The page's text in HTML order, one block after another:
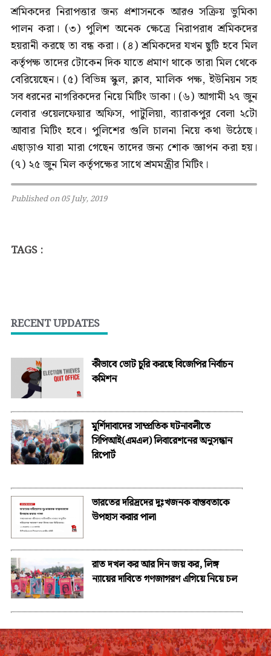
শ্রমিকদের নিরাপত্তার জন্য প্রশাসনকে আরও সক্রিয় ভুমিকা
পালন করা। (৩) পুলিশ অনেক ক্ষেত্রে নিরাপরাধ শ্রমিকদের
হয়রানী করছে তা বন্ধ করা। (৪) শ্রমিকদের যখন ছুটি হবে মিল
কর্তৃপক্ষ তাদের টোকেন দিক যাতে প্রমাণ থাকে তারা মিল থেকে
বেরিয়েছেন। (৫) বিভিন্ন স্কুল, ক্লাব, মালিক পক্ষ, ইউনিয়ন সহ
সব ধরনের নাগরিকদের নিয়ে মিটিং ডাকা। (৬) আগামী ২৭ জুন
লেবার ওয়েলফেয়ার অফিস, পাটুলিয়া, ব্যারাকপুর বেলা ২টো
আবার মিটিং হবে। পুলিশের গুলি চালনা নিয়ে কথা উঠেছে।
এছাড়াও যারা মারা গেছেন তাদের জন্য শোক জ্ঞাপন করা হয়।
(৭) ২৫ জুন মিল কর্তৃপক্ষের সাথে শ্রমমন্ত্রীর মিটিং।
Published on 05 July, 2019
TAGS :
RECENT UPDATES
কীভাবে ভোট চুরি করছে বিজেপির নির্বাচন
কমিশন
মুর্শিদাবাদের সাম্প্রতিক ঘটনাবলীতে
সিপিআই(এমএল) লিবারেশনের অনুসন্ধান
রিপোর্ট
ভারতের দরিদ্রদের দুঃখজনক বাস্তবতাকে
উপহাস করার পালা
রাত দখল কর আর দিন জয় কর, লিঙ্গ
ন্যায়ের দাবিতে গণজাগরণ এগিয়ে নিয়ে চল